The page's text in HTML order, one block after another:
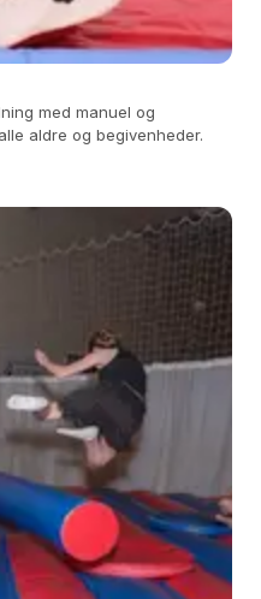
med manuel og
aldre og begivenheder.